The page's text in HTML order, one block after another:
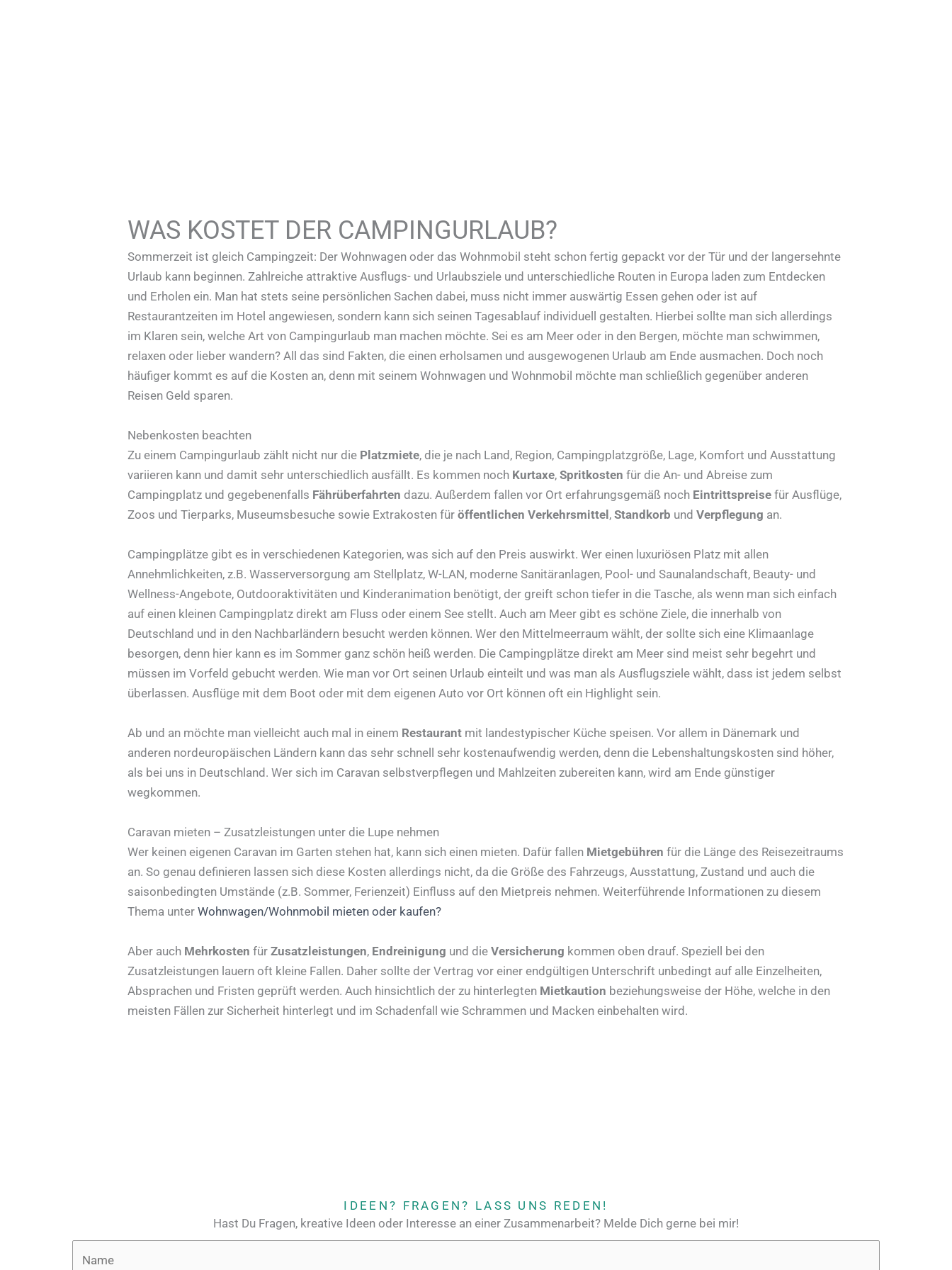
WAS KOSTET DER CAMPINGURLAUB?
Sommerzeit ist gleich Campingzeit: Der Wohnwagen oder das Wohnmobil steht schon fertig gepackt vor der Tür und der langersehnte
Urlaub kann beginnen. Zahlreiche attraktive Ausflugs- und Urlaubsziele und unterschiedliche Routen in Europa laden zum Entdecken
und Erholen ein. Man hat stets seine persönlichen Sachen dabei, muss nicht immer auswärtig Essen gehen oder ist auf
Restaurantzeiten im Hotel angewiesen, sondern kann sich seinen Tagesablauf individuell gestalten. Hierbei sollte man sich allerdings
im Klaren sein, welche Art von Campingurlaub man machen möchte. Sei es am Meer oder in den Bergen, möchte man schwimmen,
relaxen oder lieber wandern? All das sind Fakten, die einen erholsamen und ausgewogenen Urlaub am Ende ausmachen. Doch noch
häufiger kommt es auf die Kosten an, denn mit seinem Wohnwagen und Wohnmobil möchte man schließlich gegenüber anderen
Reisen Geld sparen.
Nebenkosten beachten
Zu einem Campingurlaub zählt nicht nur die Platzmiete, die je nach Land, Region, Campingplatzgröße, Lage, Komfort und Ausstattung
variieren kann und damit sehr unterschiedlich ausfällt. Es kommen noch Kurtaxe, Spritkosten für die An- und Abreise zum
Campingplatz und gegebenenfalls Fährüberfahrten dazu. Außerdem fallen vor Ort erfahrungsgemäß noch Eintrittspreise für Ausflüge,
Zoos und Tierparks, Museumsbesuche sowie Extrakosten für öffentlichen Verkehrsmittel , Standkorb und Verpflegung an.
Campingplätze gibt es in verschiedenen Kategorien, was sich auf den Preis auswirkt. Wer einen luxuriösen Platz mit allen
Annehmlichkeiten, z.B. Wasserversorgung am Stellplatz, W-LAN, moderne Sanitäranlagen, Pool- und Saunalandschaft, Beauty- und
Wellness-Angebote, Outdooraktivitäten und Kinderanimation benötigt, der greift schon tiefer in die Tasche, als wenn man sich einfach
auf einen kleinen Campingplatz direkt am Fluss oder einem See stellt. Auch am Meer gibt es schöne Ziele, die innerhalb von
Deutschland und in den Nachbarländern besucht werden können. Wer den Mittelmeerraum wählt, der sollte sich eine Klimaanlage
besorgen, denn hier kann es im Sommer ganz schön heiß werden. Die Campingplätze direkt am Meer sind meist sehr begehrt und
müssen im Vorfeld gebucht werden. Wie man vor Ort seinen Urlaub einteilt und was man als Ausflugsziele wählt, dass ist jedem selbst
überlassen. Ausflüge mit dem Boot oder mit dem eigenen Auto vor Ort können oft ein Highlight sein.
Ab und an möchte man vielleicht auch mal in einem Restaurant mit landestypischer Küche speisen. Vor allem in Dänemark und
anderen nordeuropäischen Ländern kann das sehr schnell sehr kostenaufwendig werden, denn die Lebenshaltungskosten sind höher,
als bei uns in Deutschland. Wer sich im Caravan selbstverpflegen und Mahlzeiten zubereiten kann, wird am Ende günstiger
wegkommen.
Caravan mieten – Zusatzleistungen unter die Lupe nehmen
Wer keinen eigenen Caravan im Garten stehen hat, kann sich einen mieten. Dafür fallen Mietgebühren für die Länge des Reisezeitraums
an. So genau definieren lassen sich diese Kosten allerdings nicht, da die Größe des Fahrzeugs, Ausstattung, Zustand und auch die
saisonbedingten Umstände (z.B. Sommer, Ferienzeit) Einfluss auf den Mietpreis nehmen. Weiterführende Informationen zu diesem
Thema unter Wohnwagen/Wohnmobil mieten oder kaufen?
Aber auch Mehrkosten für Zusatzleistungen, Endreinigung und die Versicherung kommen oben drauf. Speziell bei den
Zusatzleistungen lauern oft kleine Fallen. Daher sollte der Vertrag vor einer endgültigen Unterschrift unbedingt auf alle Einzelheiten,
Absprachen und Fristen geprüft werden. Auch hinsichtlich der zu hinterlegten Mietkaution beziehungsweise der Höhe, welche in den
meisten Fällen zur Sicherheit hinterlegt und im Schadenfall wie Schrammen und Macken einbehalten wird.
IDEEN? FRAGEN? LASS UNS REDEN!
Hast Du Fragen, kreative Ideen oder Interesse an einer Zusammenarbeit? Melde Dich gerne bei mir!